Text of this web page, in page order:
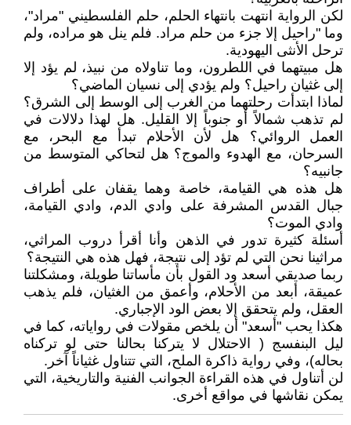
لكن الرواية انتهت بانتهاء الحلم، حلم الفلسطيني "مراد"،
وما "راحيل إلا جزء من حلم مراد. فلم ينل هو مراده، ولم
ترحل الأنثى اليهودية.
هل مبيتهما في اللطرون، وما تناولاه من نبيذ، لم يؤد إلا
إلى غثيان راحيل؟ ولم يؤدي إلى نسيان الماضي؟
لماذا ابتدأت رحلتهما من الغرب إلى الوسط إلى الشرق؟
لم تذهب شمالاً أو جنوباً إلا القليل. هل لهذا دلالات في
العمل الروائي؟ هل لأن الأحلام تبدأ مع البحر، مع
السرحان، مع الهدوء والموج؟ هل لتحاكي المتوسط من
جانبيه؟
هل هذه هي القيامة، خاصة وهما يقفان على أطراف
جبال القدس المشرفة على وادي الدم، وادي القيامة،
وادي الموت؟
أسئلة كثيرة تدور في الذهن وأنا أقرأ دروب المراثي،
مراثينا نحن التي لم تؤد إلى نتيجة، فهل هذه هي النتيجة؟
ربما صديقي أسعد ود القول بأن مأساتنا طويلة، ومشكلتنا
عميقة، أبعد من الأحلام، وأعمق من الغثيان، فلم يذهب
العقل، ولم يتحقق إلا بعض الود الإجباري.
هكذا يحب "أسعد" أن يلخص مقولات في رواياته، كما في
ليل البنفسج ( الاحتلال لا يتركنا بحالنا حتى لو تركناه
بحاله)، وفي رواية ذاكرة الملح، التي تتناول غثياناً آخر.
لن أتناول في هذه القراءة الجوانب الفنية والتاريخية، التي
يمكن نقاشها في مواقع أخرى.